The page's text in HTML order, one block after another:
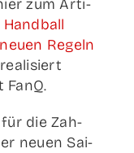
zum Arti­
Regeln
für die Zah­­
neu­en Sai­